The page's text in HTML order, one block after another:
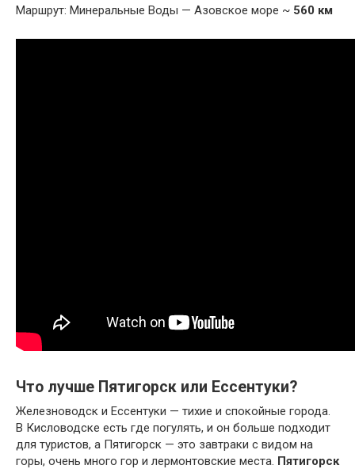
Маршрут: Минеральные Воды — Азовское море ~ 560 км
Что лучше Пятигорск или Ессентуки?
Железноводск и Ессентуки — тихие и спокойные города.
В Кисловодске есть где погулять, и он больше подходит
для туристов, а Пятигорск — это завтраки с видом на
горы, очень много гор и лермонтовские места. Пятигорск